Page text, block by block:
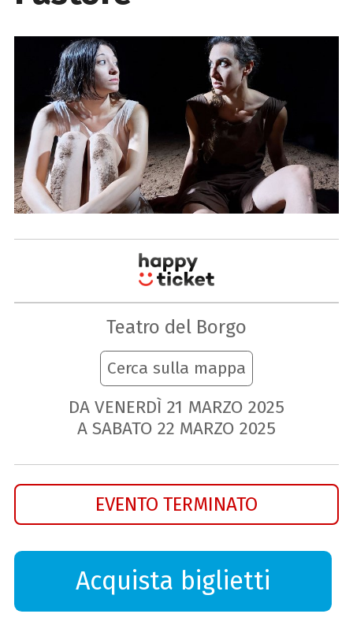
Teatro del Borgo
Cerca sulla mappa
DA VENERDÌ 21 MARZO 2025
A SABATO 22 MARZO 2025
EVENTO TERMINATO
Acquista biglietti